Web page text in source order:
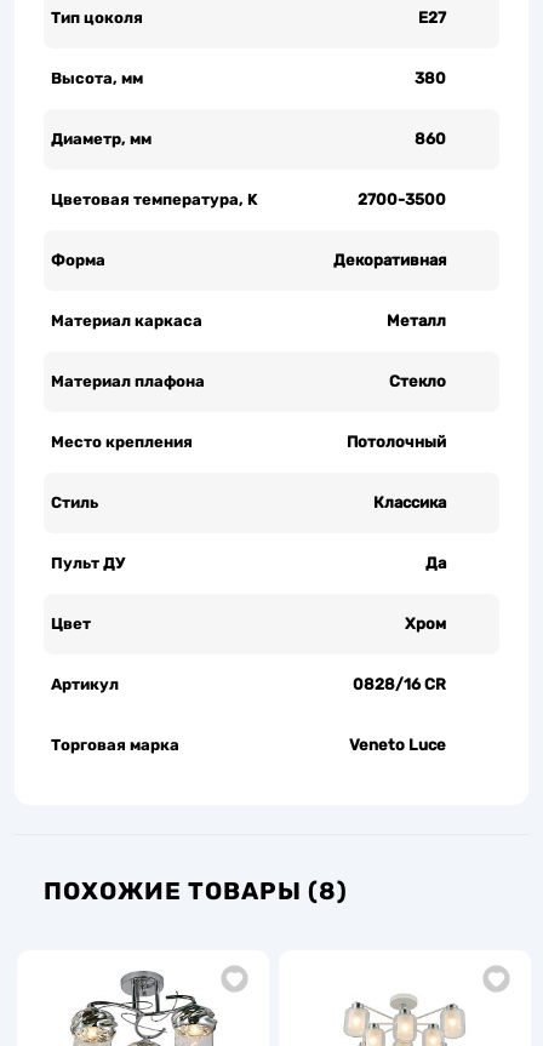
Тип цоколя Е27
Высота, мм 380
Диаметр, мм 860
Цветовая температура, K 2700-3500
Форма Декоративная
Материал каркаса Металл
Материал плафона Стекло
Место крепления Потолочный
Стиль Классика
Пульт ДУ Да
Цвет Хром
Артикул 0828/16 CR
Торговая марка Veneto Luce
ПОХОЖИЕ ТОВАРЫ (8)